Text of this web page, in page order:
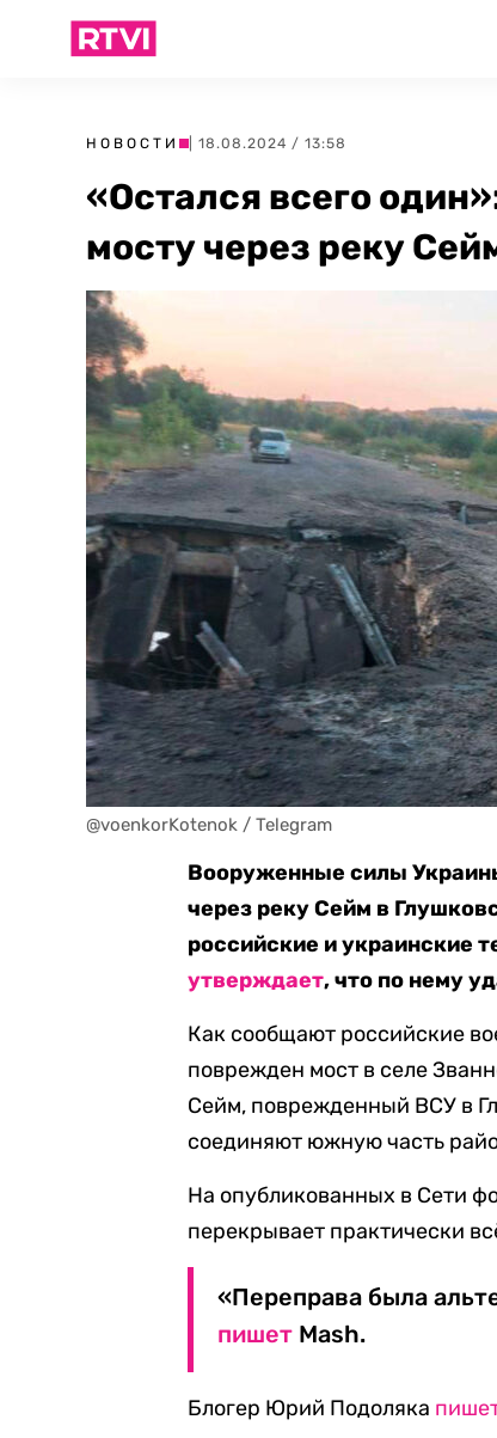
НОВОСТИ | 18.08.2024 / 13:58
«Остался всего
мосту через реку
@voenkorKotenok / Telegram
Вооруженные силы
через реку Сейм в
российские и украинские
утверждает, что по нему
Как сообщают российские
поврежден мост в селе
Сейм, поврежденный ВСУ в
соединяют южную часть
На опубликованных в Сети
перекрывает практически
«Переправа была
пишет Mash.
Блогер Юрий Подоляка